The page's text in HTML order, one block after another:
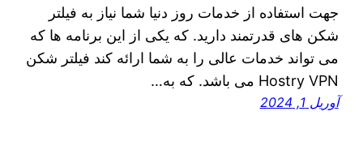
جهت استفاده از خدمات روز دنیا شما نیاز به فیلتر
شکن‌ های قدرتمند دارید. که یکی از این برنامه‌ ها که
می‌ تواند خدمات عالی را به شما ارائه کند فیلتر شکن
Hostry VPN می‌ باشد. که به…
آوریل 1, 2024